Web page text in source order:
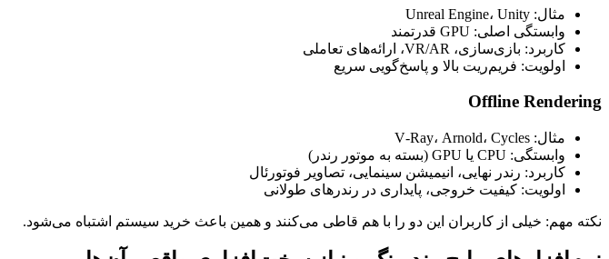
مثال: Unreal Engine، Unity
وابستگی اصلی: GPU قدرتمند
کاربرد: بازی‌سازی، VR/AR، ارائه‌های تعاملی
اولویت: فریم‌ریت بالا و پاسخ‌گویی سریع
Offline Rendering
مثال: V‑Ray، Arnold، Cycles
وابستگی: CPU یا GPU (بسته به موتور رندر)
کاربرد: رندر نهایی، انیمیشن سینمایی، تصاویر فوتورئال
اولویت: کیفیت خروجی، پایداری در رندرهای طولانی
نکته مهم: خیلی از کاربران این دو را با هم قاطی می‌کنند و همین باعث خرید سیستم اشتباه می‌شود.